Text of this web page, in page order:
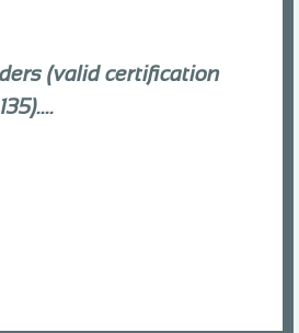
(valid certification